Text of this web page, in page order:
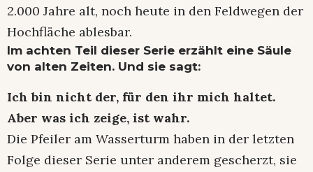
2.000 Jahre alt, noch heute in den Feldwegen der
Hochfläche ablesbar.
Im achten Teil dieser Serie erzählt eine Säule
von alten Zeiten. Und sie sagt:
Ich bin nicht der, für den ihr mich haltet.
Aber was ich zeige, ist wahr.
Die Pfeiler am Wasserturm haben in der letzten
Folge dieser Serie unter anderem gescherzt, sie